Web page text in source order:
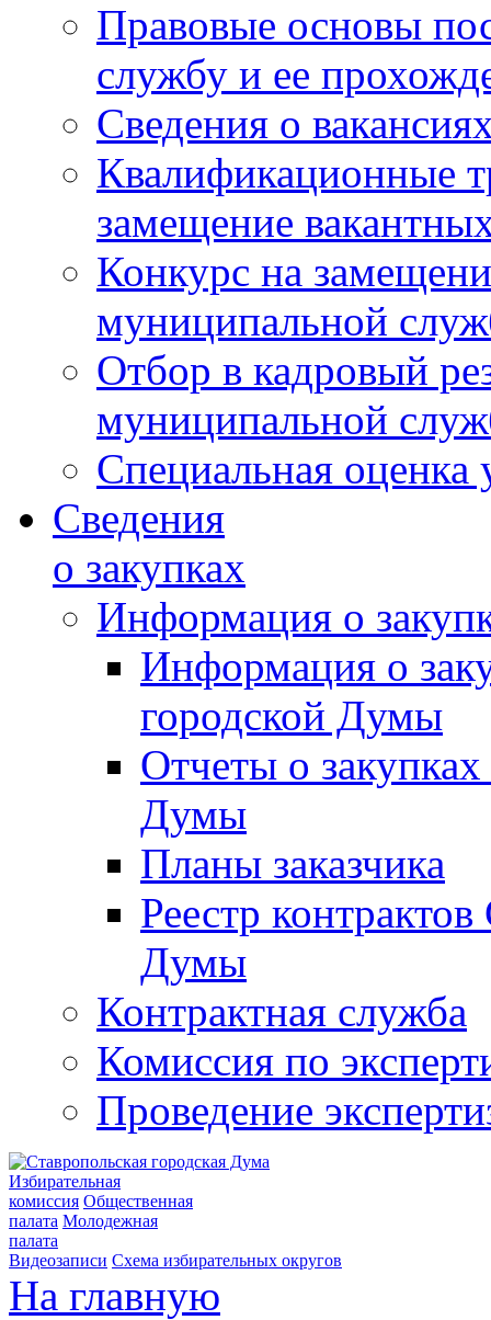
Правовые основы
службу и ее
Сведения о
Квалификационные
замещение
Конкурс на
муниципальной
Отбор в кадровый
муниципальной
Специальная оценка
Сведения
о закупках
Информация о
Информация о
городской Думы
Отчеты о
Думы
Планы заказчика
Реестр
Думы
Контрактная служба
Комиссия по
Проведение
Избирательная
комиссия Общественная
палата Молодежная
палата
Видеозаписи Схема избирательных округов
На главную